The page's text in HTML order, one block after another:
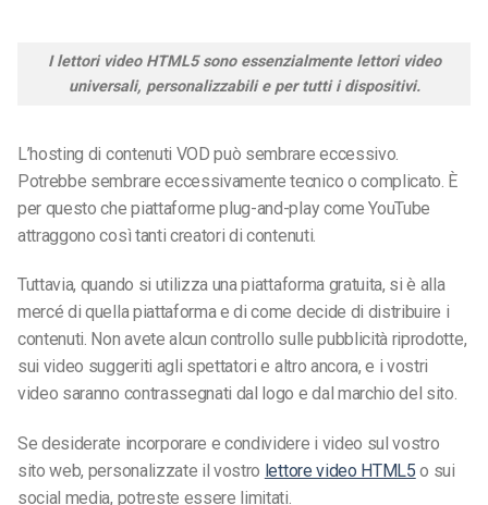
I lettori video HTML5 sono essenzialmente lettori video
universali, personalizzabili e per tutti i dispositivi.
L’hosting di contenuti VOD può sembrare eccessivo.
Potrebbe sembrare eccessivamente tecnico o complicato. È
per questo che piattaforme plug-and-play come YouTube
attraggono così tanti creatori di contenuti.
Tuttavia, quando si utilizza una piattaforma gratuita, si è alla
mercé di quella piattaforma e di come decide di distribuire i
contenuti. Non avete alcun controllo sulle pubblicità riprodotte,
sui video suggeriti agli spettatori e altro ancora, e i vostri
video saranno contrassegnati dal logo e dal marchio del sito.
Se desiderate incorporare e condividere i video sul vostro
sito web, personalizzate il vostro lettore video HTML5 o sui
social media, potreste essere limitati.